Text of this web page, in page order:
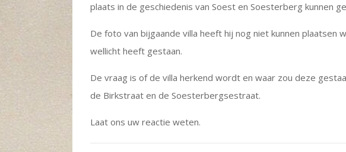
plaats in de geschiedenis van Soest en Soesterberg kunnen
De foto van bijgaande villa heeft hij nog niet kunnen plaatsen
wellicht heeft gestaan.
De vraag is of de villa herkend wordt en waar zou deze
de Birkstraat en de Soesterbergsestraat.
Laat ons uw reactie weten.